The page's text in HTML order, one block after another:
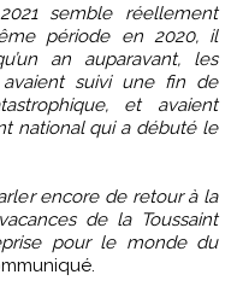
période en 2020, il
an auparavant, les
avaient suivi une fin de
et avaient
national qui a débuté le
encore de retour à la
de la Toussaint
pour le monde du